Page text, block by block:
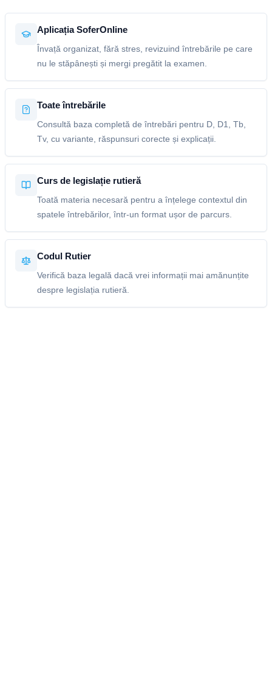
Aplicația SoferOnline
Învață organizat, fără stres, revizuind întrebările pe care
nu le stăpânești și mergi pregătit la examen.
Toate întrebările
Consultă baza completă de întrebări pentru D, D1, Tb,
Tv, cu variante, răspunsuri corecte și explicații.
Curs de legislație rutieră
Toată materia necesară pentru a înțelege contextul din
spatele întrebărilor, într-un format ușor de parcurs.
Codul Rutier
Verifică baza legală dacă vrei informații mai amănunțite
despre legislația rutieră.